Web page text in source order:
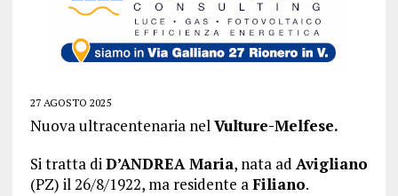
27 AGOSTO 2025
Nuova ultracentenaria nelVulture-Melfese.
Si tratta diD’ANDREA Maria, nata ad Avigliano
(PZ) il 26/8/1922, ma residente aFiliano.